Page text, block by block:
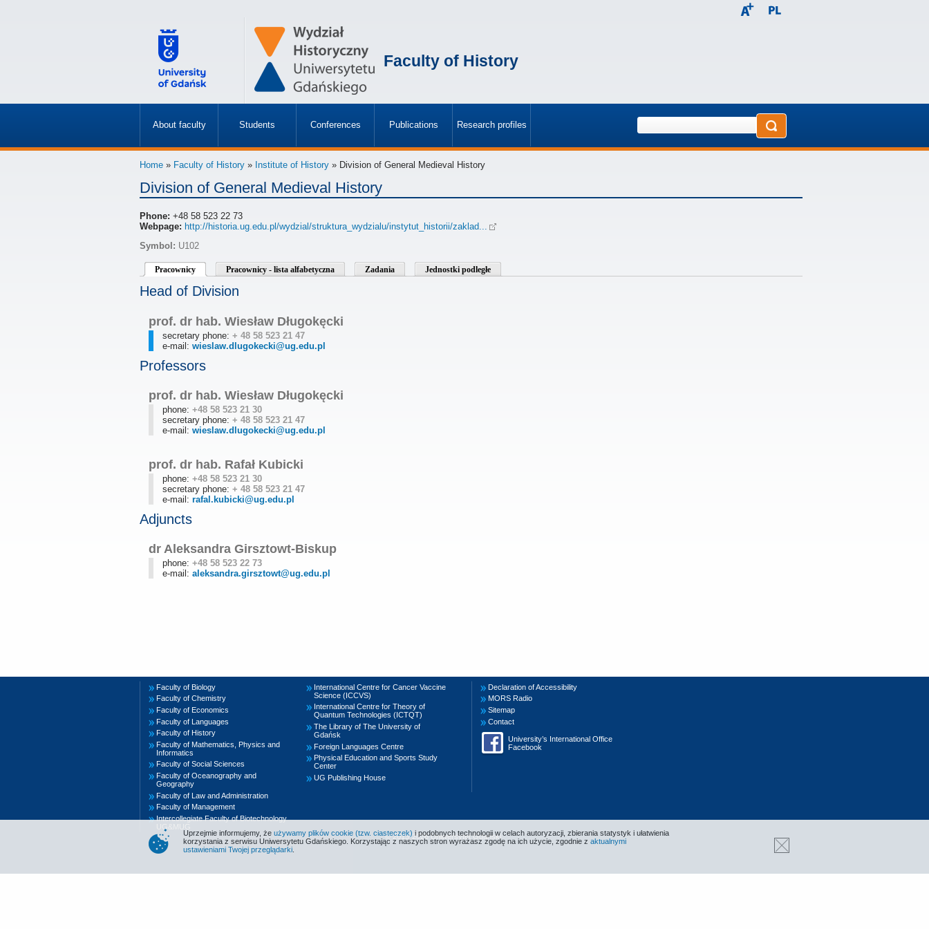
Faculty of History
About faculty
»
Students
»
Conferences
»
Publications Research profiles
»
Home » Faculty of History » Institute of History » Division of General Medieval History
Division of General Medieval History
Phone: +48 58 523 22 73
Webpage: http://historia.ug.edu.pl/wydzial/struktura_wydzialu/instytut_historii/zaklad...
Symbol: U102
Pracownicy Pracownicy - lista alfabetyczna Zadania Jednostki podległe
Head of Division
prof. dr hab. Wiesław Długokęcki
secretary phone: + 48 58 523 21 47
e-mail: wieslaw.dlugokecki@ug.edu.pl
Professors
prof. dr hab. Wiesław Długokęcki
phone: +48 58 523 21 30
secretary phone: + 48 58 523 21 47
e-mail: wieslaw.dlugokecki@ug.edu.pl
prof. dr hab. Rafał Kubicki
phone: +48 58 523 21 30
secretary phone: + 48 58 523 21 47
e-mail: rafal.kubicki@ug.edu.pl
Adjuncts
dr Aleksandra Girsztowt-Biskup
phone: +48 58 523 22 73
e-mail: aleksandra.girsztowt@ug.edu.pl
Faculty of Biology
Faculty of Chemistry
Faculty of Economics
Faculty of Languages
Faculty of History
Faculty of Mathematics, Physics and
Informatics
Faculty of Social Sciences
Faculty of Oceanography and
Geography
Faculty of Law and Administration
Faculty of Management
Intercollegiate Faculty of Biotechnology
UG&MUG
International Centre for Cancer Vaccine
Science (ICCVS)
International Centre for Theory of
Quantum Technologies (ICTQT)
The Library of The University of
Gdańsk
Foreign Languages Centre
Physical Education and Sports Study
Center
UG Publishing House
Declaration of Accessibility
MORS Radio
Sitemap
Contact
University’s International Office
Facebook
© 2013-2026 Uniwersytet Gdański
Uprzejmie informujemy, że używamy plików cookie (tzw. ciasteczek) i podobnych technologii w celach autoryzacji, zbierania statystyk i ułatwienia
korzystania z serwisu Uniwersytetu Gdańskiego. Korzystając z naszych stron wyrażasz zgodę na ich użycie, zgodnie z aktualnymi
ustawieniami Twojej przeglądarki.